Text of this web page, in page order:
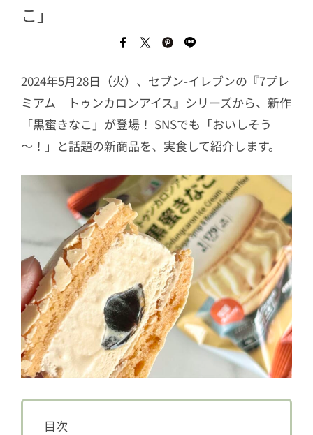
こ」
2024年5月28日（火）、セブン-イレブンの『7プレ
ミアム トゥンカロンアイス』シリーズから、新作
「黒蜜きなこ」が登場！ SNSでも「おいしそう
～！」と話題の新商品を、実食して紹介します。
目次